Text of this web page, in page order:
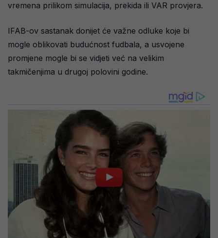
vremena prilikom simulacija, prekida ili VAR provjera.
IFAB-ov sastanak donijet će važne odluke koje bi
mogle oblikovati budućnost fudbala, a usvojene
promjene mogle bi se vidjeti već na velikim
takmičenjima u drugoj polovini godine.